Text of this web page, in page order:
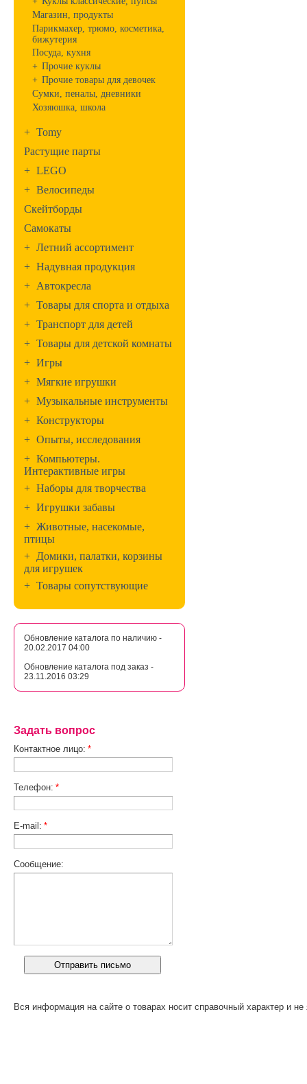
Магазин, продукты
Парикмахер, трюмо, косметика,
бижутерия
Посуда, кухня
+ Прочие куклы
+ Прочие товары для девочек
Сумки, пеналы, дневники
Хозяюшка, школа
+ Tomy
Растущие парты
+ LEGO
+ Велосипеды
Скейтборды
Самокаты
+ Летний ассортимент
+ Надувная продукция
+ Автокресла
+ Товары для спорта и отдыха
+ Транспорт для детей
+ Товары для детской комнаты
+ Игры
+ Мягкие игрушки
+ Музыкальные инструменты
+ Конструкторы
+ Опыты, исследования
+ Компьютеры.
Интерактивные игры
+ Наборы для творчества
+ Игрушки забавы
+ Животные, насекомые,
птицы
+ Домики, палатки, корзины
для игрушек
+ Товары сопутствующие
Обновление каталога по наличию -
20.02.2017 04:00
Обновление каталога под заказ -
23.11.2016 03:29
Задать вопрос
Контактное лицо: *
Телефон: *
E-mail: *
Сообщение:
Вся информация на сайте о товарах носит справочный характер и